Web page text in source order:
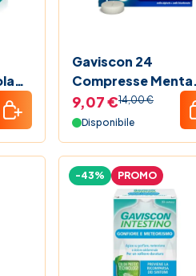
Gaviscon 24
Compresse Menta
500+267 mg
9,07 €14,00 €
Disponibile
-43% PROMO